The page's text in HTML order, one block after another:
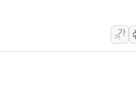
KCC, 실적은 주
정점식 "사관학
장동혁 "李대통령
트럼프, 워시 연
가
가